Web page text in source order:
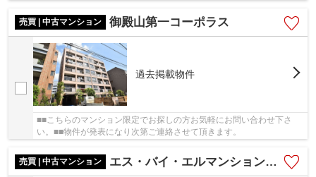
売買 | 中古マンション 御殿山第一コーポラス
過去掲載物件
■■こちらのマンション限定でお探しの方お気軽にお問い合わせ下さ
い。■■物件が発表になり次第ご連絡させて頂きます。
売買 | 中古マンション エス・バイ・エルマンション御殿山